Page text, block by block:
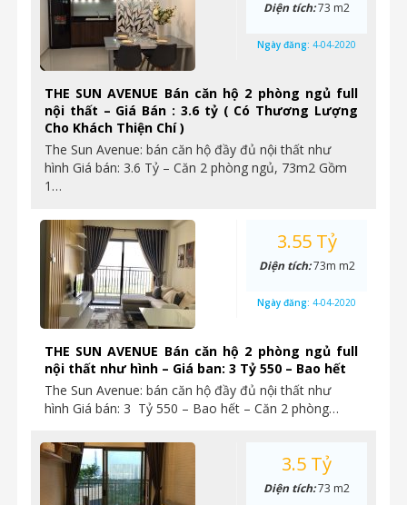
THE SUN AVENUE Bán căn hộ 2 phòng ngủ full
nội thất – Giá Bán : 3.6 tỷ ( Có Thương Lượng
Cho Khách Thiện Chí )
The Sun Avenue: bán căn hộ đầy đủ nội thất như
hình Giá bán: 3.6 Tỷ – Căn 2 phòng ngủ, 73m2 Gồm
1…
Diện tích:73 m2
Ngày đăng: 4-04-2020
THE SUN AVENUE Bán căn hộ 2 phòng ngủ full
nội thất như hình – Giá ban: 3 Tỷ 550 – Bao hết
The Sun Avenue: bán căn hộ đầy đủ nội thất như
hình Giá bán: 3 Tỷ 550 – Bao hết – Căn 2 phòng…
3.55 Tỷ
Diện tích:73m m2
Ngày đăng: 4-04-2020
3.5 Tỷ
Diện tích:73 m2